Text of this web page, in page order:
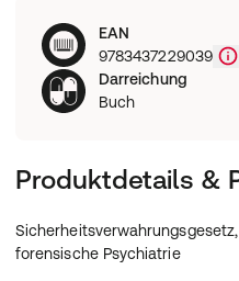
EAN
9783437229039
Darreichung
Buch
Produktdetails &
forensische Psychiatrie